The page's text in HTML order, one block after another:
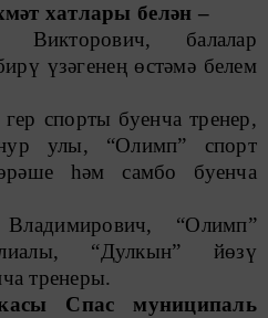
хатлары белән –
Викторович, балалар
үзәгенең өстәмә белем
спорты буенча тренер,
улы, “Олимп” спорт
һәм самбо буенча
“Олимп”
“Дулкын” йөзү
тренеры.
Спас муниципаль